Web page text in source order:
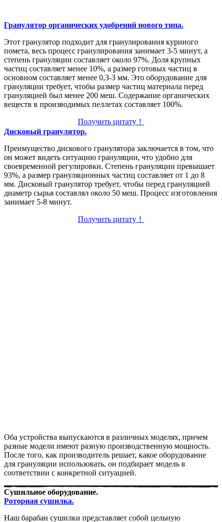
Гранулятор органических удобрений нового типа.
Этот гранулятор подходит для гранулирования куриного
помета, весь процесс гранулирования занимает 3-5 минут, а
степень грануляции составляет около 97%. Доля крупных
частиц составляет менее 10%, а размер готовых частиц в
основном составляет менее 0,3-3 мм. Это оборудование для
грануляции требует, чтобы размер частиц материала перед
грануляцией был менее 200 меш. Содержание органических
веществ в производимых пеллетах составляет 100%.
Получить цитату！
Дисковый гранулятор.
Преимущество дискового гранулятора заключается в том, что
он может видеть ситуацию грануляции, что удобно для
своевременной регулировки. Степень грануляции превышает
93%, а размер грануляционных частиц составляет от 1 до 8
мм. Дисковый гранулятор требует, чтобы перед грануляцией
диаметр сырья составлял около 50 меш. Процесс изготовления
занимает 5-8 минут.
Получить цитату！
Оба устройства выпускаются в различных моделях, причем
разные модели имеют разную производственную мощность.
После того, как производитель решает, какое оборудование
для грануляции использовать, он подбирает модель в
соответствии с конкретной ситуацией.
Сушильное оборудование.
Роторная сушилка.
Наш барабан сушилки представляет собой цельную